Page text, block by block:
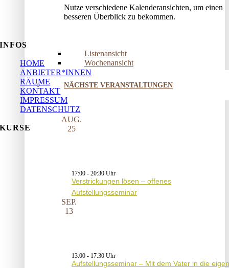
Nutze verschiedene Kalenderansichten, um einen
besseren Überblick zu bekommen.
Listenansicht
Wochenansicht
NÄCHSTE VERANSTALTUNGEN
AUG.
25
17:00 - 20:30
Verstrickungen lösen – offenes
Aufstellungsseminar
SEP.
13
13:00 - 17:30
Aufstellungsseminar – Mit dem Vater in die
INFOS
HOME
ANBIETER*INNEN
RÄUME
KONTAKT
IMPRESSUM
DATENSCHUTZ
KURSE